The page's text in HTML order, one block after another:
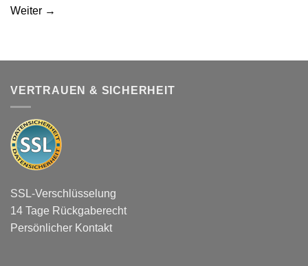
Weiter →
VERTRAUEN & SICHERHEIT
SSL-Verschlüsselung
14 Tage Rückgaberecht
Persönlicher Kontakt